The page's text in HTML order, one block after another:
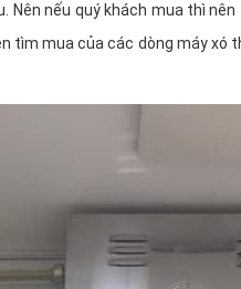
Nên nếu quý khách mua thì
tìm mua của các dòng máy